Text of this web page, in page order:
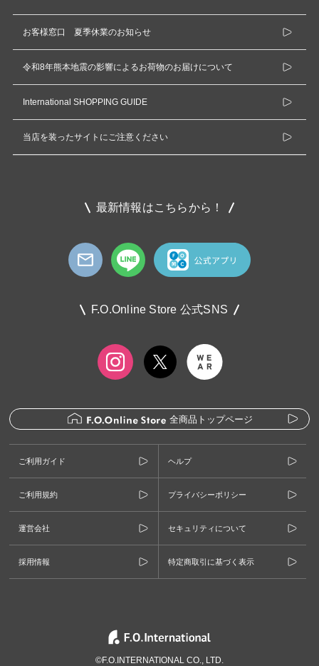
お客様窓口 夏季休業のお知らせ
令和8年熊本地震の影響によるお荷物のお届けについて
International SHOPPING GUIDE
当店を装ったサイトにご注意ください
最新情報はこちらから！
F.O.Online Store 公式SNS
全商品トップページ
ご利用ガイド ヘルプ
ご利用規約 プライバシーポリシー
運営会社 セキュリティについて
採用情報 特定商取引に基づく表示
©F.O.INTERNATIONAL CO., LTD.